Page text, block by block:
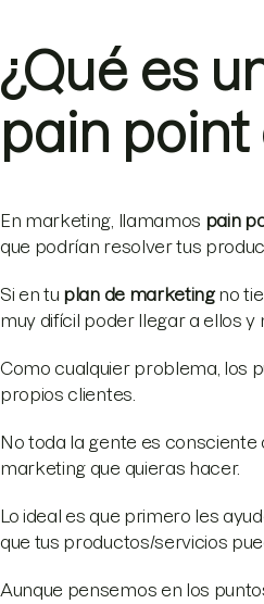
¿Qué es
pain point
En marketing, llamamos pain
que podrían resolver tus
Si en tu plan de marketingno
muy difícil poder llegar a ellos
Como cualquier problema, los
propios clientes.
No toda la gente es
marketing que quieras hacer.
Lo ideal es que primero les
que tus productos/servicios
Aunque pensemos en los